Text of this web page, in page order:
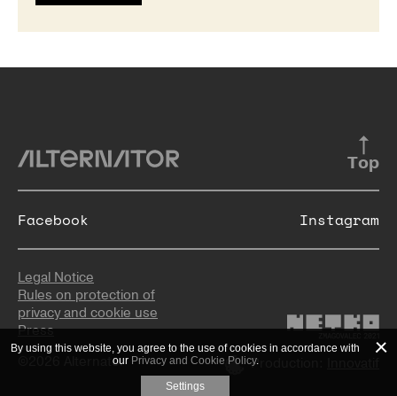
By using this website, you agree to the use of cookies in accordance with
our Privacy and Cookie Policy.
Settings
Top
©2026 Alternator
Legal Notice
Rules on protection of
privacy and cookie use
Press
Facebook Instagram
Production: